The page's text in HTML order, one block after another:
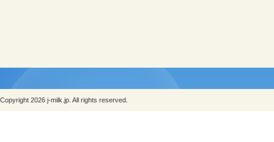
Copyright 2026 j-milk.jp. All rights reserved.